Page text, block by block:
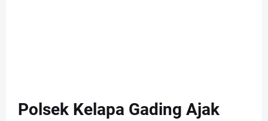
Polsek Kelapa Gading Ajak